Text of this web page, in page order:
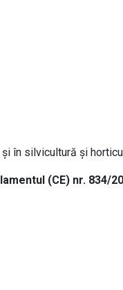
în silvicultură și
(CE) nr. 834/